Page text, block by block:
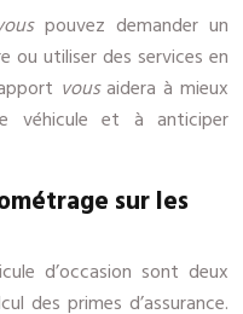
pouvez demander un
ou utiliser des services en
vousaidera à mieux
véhicule et à anticiper
sur les
d’occasion sont deux
des primes d’assurance.